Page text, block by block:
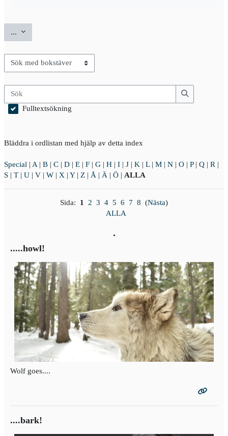
... Exportera uppslagsord
Bläddra i ordlistan med hjälp av detta index
Sök
Sök
Fulltextsökning
Bläddra i ordlistan med hjälp av detta index
Special | A | B | C | D | E | F | G | H | I | J | K | L| M | N | O | P| Q | R |
S | T | U | V | W | X | Y| Z | Å | Ä | Ö | ALLA
Sida: 1 2 3 4 5 6 7 8 (Nästa)
ALLA
.
.....howl!
Wolf goes....
....bark!